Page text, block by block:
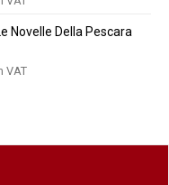
VNĐ.
Novelle Della Pescara
VAT